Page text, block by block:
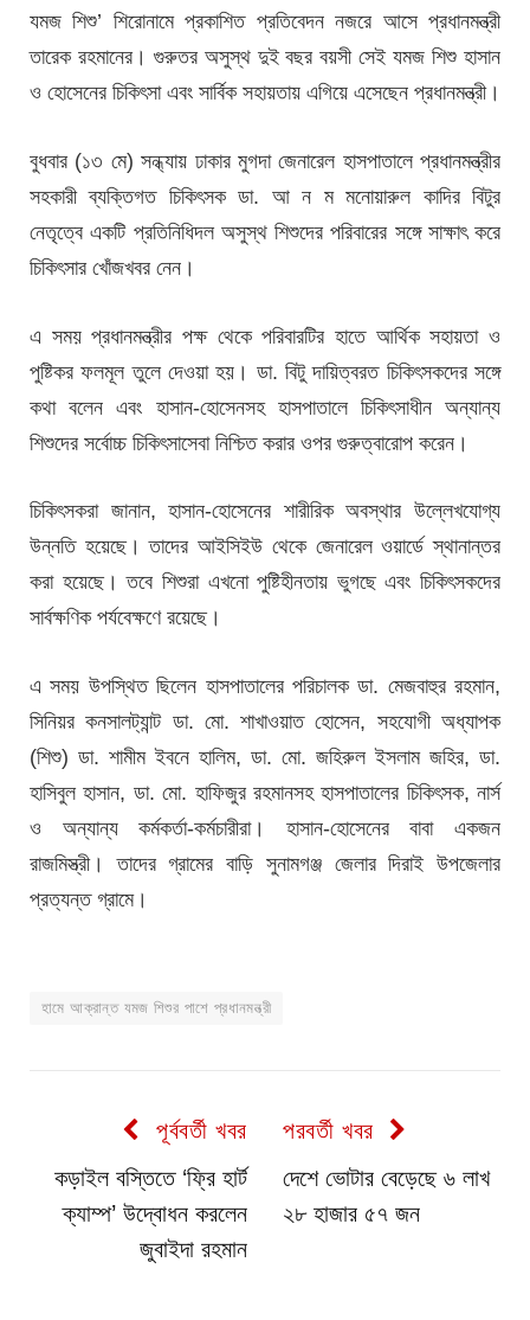
যমজ শিশু’ শিরোনামে প্রকাশিত প্রতিবেদন নজরে আসে প্রধানমন্ত্রী
তারেক রহমানের। গুরুতর অসুস্থ দুই বছর বয়সী সেই যমজ শিশু হাসান
ও হোসেনের চিকিৎসা এবং সার্বিক সহায়তায় এগিয়ে এসেছেন প্রধানমন্ত্রী।
বুধবার (১৩ মে) সন্ধ্যায় ঢাকার মুগদা জেনারেল হাসপাতালে প্রধানমন্ত্রীর
সহকারী ব্যক্তিগত চিকিৎসক ডা. আ ন ম মনোয়ারুল কাদির বিটুর
নেতৃত্বে একটি প্রতিনিধিদল অসুস্থ শিশুদের পরিবারের সঙ্গে সাক্ষাৎ করে
চিকিৎসার খোঁজখবর নেন।
এ সময় প্রধানমন্ত্রীর পক্ষ থেকে পরিবারটির হাতে আর্থিক সহায়তা ও
পুষ্টিকর ফলমূল তুলে দেওয়া হয়। ডা. বিটু দায়িত্বরত চিকিৎসকদের সঙ্গে
কথা বলেন এবং হাসান-হোসেনসহ হাসপাতালে চিকিৎসাধীন অন্যান্য
শিশুদের সর্বোচ্চ চিকিৎসাসেবা নিশ্চিত করার ওপর গুরুত্বারোপ করেন।
চিকিৎসকরা জানান, হাসান-হোসেনের শারীরিক অবস্থার উল্লেখযোগ্য
উন্নতি হয়েছে। তাদের আইসিইউ থেকে জেনারেল ওয়ার্ডে স্থানান্তর
করা হয়েছে। তবে শিশুরা এখনো পুষ্টিহীনতায় ভুগছে এবং চিকিৎসকদের
সার্বক্ষণিক পর্যবেক্ষণে রয়েছে।
এ সময় উপস্থিত ছিলেন হাসপাতালের পরিচালক ডা. মেজবাহুর রহমান,
সিনিয়র কনসালট্যান্ট ডা. মো. শাখাওয়াত হোসেন, সহযোগী অধ্যাপক
(শিশু) ডা. শামীম ইবনে হালিম, ডা. মো. জহিরুল ইসলাম জহির, ডা.
হাসিবুল হাসান, ডা. মো. হাফিজুর রহমানসহ হাসপাতালের চিকিৎসক, নার্স
ও অন্যান্য কর্মকর্তা-কর্মচারীরা। হাসান-হোসেনের বাবা একজন
রাজমিস্ত্রী। তাদের গ্রামের বাড়ি সুনামগঞ্জ জেলার দিরাই উপজেলার
প্রত্যন্ত গ্রামে।
হামে আক্রান্ত যমজ শিশুর পাশে প্রধানমন্ত্রী
পূর্ববর্তী খবর
কড়াইল বস্তিতে ‘ফ্রি হার্ট
ক্যাম্প’ উদ্বোধন করলেন
জুবাইদা রহমান
পরবর্তী খবর
দেশে ভোটার বেড়েছে ৬ লাখ
২৮ হাজার ৫৭ জন